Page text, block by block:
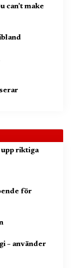
can’t make
riktiga
för
– använder